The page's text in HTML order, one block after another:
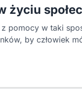
życiu
pomocy w taki
by człowiek